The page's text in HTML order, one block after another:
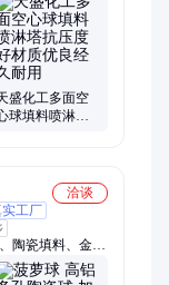
钢矩鞍环、塑料
塑料阶梯环、不
料
盛化工多面空
球填料喷淋塔
洽谈
工厂
陶瓷填料、金属